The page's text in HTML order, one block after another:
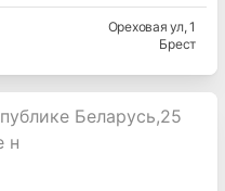
Ореховая ул, 1
Брест